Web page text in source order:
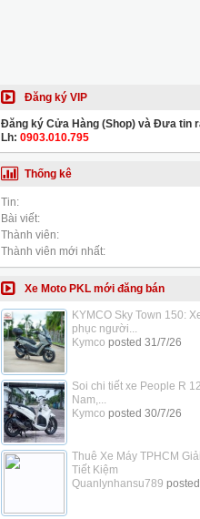
Đăng ký VIP
Đăng ký Cửa Hàng (Shop) và Đưa tin
Lh: 0903.010.795
Thống kê
Tin:
Bài viết:
Thành viên:
Thành viên mới nhất:
Xe Moto PKL mới đăng bán
KYMCO Sky Town 150:
phục người...
Kymco posted 31/7/26
Soi chi tiết xe People R
Nam,...
Kymco posted 30/7/26
Thuê Xe Máy TPHCM
Tiết Kiệm
Quanlynhansu789 posted